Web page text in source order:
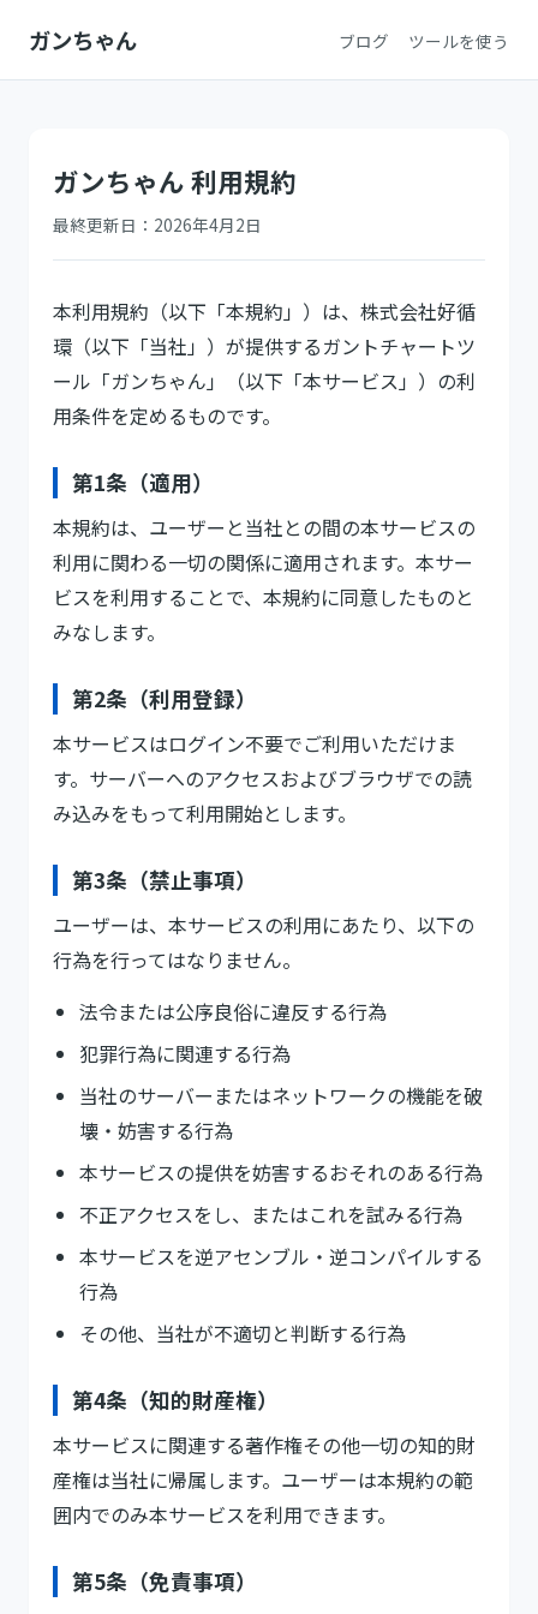
ガンちゃん ブログ ツールを使う
ガンちゃん 利用規約
最終更新日：2026年4月2日
本利用規約（以下「本規約」）は、株式会社好循
環（以下「当社」）が提供するガントチャートツ
ール「ガンちゃん」（以下「本サービス」）の利
用条件を定めるものです。
第1条（適用）
本規約は、ユーザーと当社との間の本サービスの
利用に関わる一切の関係に適用されます。本サー
ビスを利用することで、本規約に同意したものと
みなします。
第2条（利用登録）
本サービスはログイン不要でご利用いただけま
す。サーバーへのアクセスおよびブラウザでの読
み込みをもって利用開始とします。
第3条（禁止事項）
ユーザーは、本サービスの利用にあたり、以下の
行為を行ってはなりません。
法令または公序良俗に違反する行為
犯罪行為に関連する行為
当社のサーバーまたはネットワークの機能を破
壊・妨害する行為
本サービスの提供を妨害するおそれのある行為
不正アクセスをし、またはこれを試みる行為
本サービスを逆アセンブル・逆コンパイルする
行為
その他、当社が不適切と判断する行為
第4条（知的財産権）
本サービスに関連する著作権その他一切の知的財
産権は当社に帰属します。ユーザーは本規約の範
囲内でのみ本サービスを利用できます。
第5条（免責事項）